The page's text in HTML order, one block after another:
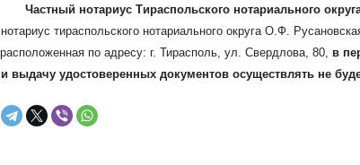
Частный нотариус Тираспольского нотариального
тираспольского нотариального округа О.Ф.
по адресу: г. Тирасполь, ул. Свердлова, 80, в
выдачу удостоверенных документов осуществлять не